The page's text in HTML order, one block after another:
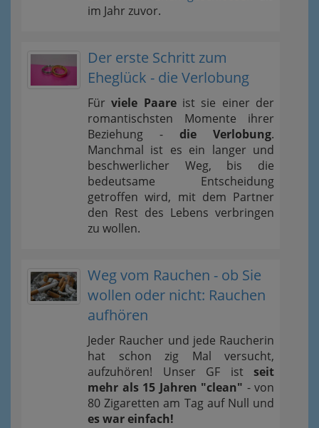
im Jahr zuvor.
Der erste Schritt zum
Eheglück - die Verlobung
Fürviele Paareist sie einer der
romantischsten Momente ihrer
Beziehung - die Verlobung.
Manchmal ist es ein langer und
beschwerlicher Weg, bis die
bedeutsame Entscheidung
getroffen wird, mit dem Partner
den Rest des Lebens verbringen
zu wollen.
Weg vom Rauchen - ob Sie
wollen oder nicht: Rauchen
aufhören
Jeder Raucher und jede Raucherin
hat schon zig Mal versucht,
aufzuhören! Unser GF ist seit
mehr als 15 Jahren "clean" - von
80 Zigaretten am Tag auf Null und
es war einfach!